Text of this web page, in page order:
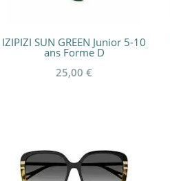
IZIPIZI SUN GREEN Junior 5-10
ans Forme D
25,00€